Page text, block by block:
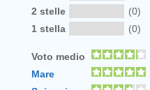
2 stelle
(0)
1 stella
(0)
Voto medio
Mare